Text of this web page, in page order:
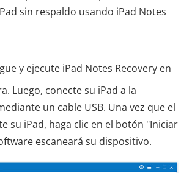
sin respaldo usando iPad Notes
y ejecute iPad Notes Recovery en
Luego, conecte su iPad a la
un cable USB. Una vez que el
su iPad, haga clic en el botón "Iniciar
escaneará su dispositivo.